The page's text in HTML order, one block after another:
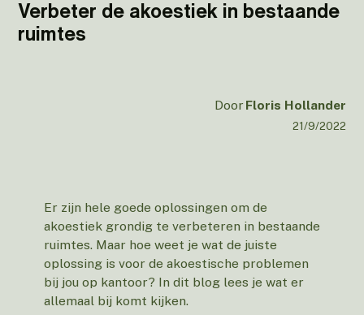
Verbeter de akoestiek in bestaande
ruimtes
DoorFloris Hollander
21/9/2022
Er zijn hele goede oplossingen om de
akoestiek grondig te verbeteren in bestaande
ruimtes. Maar hoe weet je wat de juiste
oplossing is voor de akoestische problemen
bij jou op kantoor? In dit blog lees je wat er
allemaal bij komt kijken.